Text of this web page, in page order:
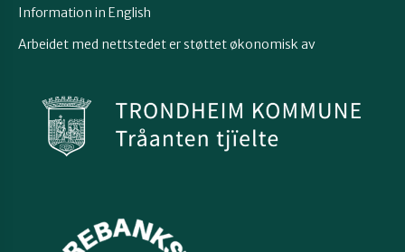
Information in English
Arbeidet med nettstedet er støttet økonomisk av